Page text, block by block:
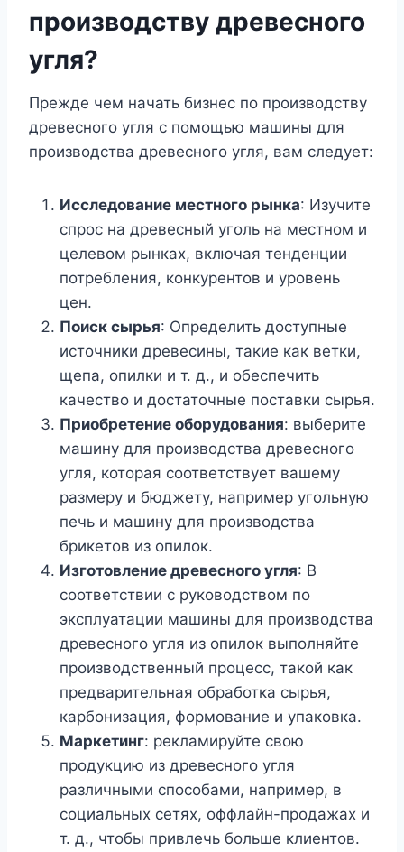
производству древесного
угля?
Прежде чем начать бизнес по производству
древесного угля с помощью машины для
производства древесного угля, вам следует:
Исследование местного рынка: Изучите
спрос на древесный уголь на местном и
целевом рынках, включая тенденции
потребления, конкурентов и уровень
цен.
Поиск сырья: Определить доступные
источники древесины, такие как ветки,
щепа, опилки и т. д., и обеспечить
качество и достаточные поставки сырья.
Приобретение оборудования: выберите
машину для производства древесного
угля, которая соответствует вашему
размеру и бюджету, например угольную
печь и машину для производства
брикетов из опилок.
Изготовление древесного угля: В
соответствии с руководством по
эксплуатации машины для производства
древесного угля из опилок выполняйте
производственный процесс, такой как
предварительная обработка сырья,
карбонизация, формование и упаковка.
Маркетинг: рекламируйте свою
продукцию из древесного угля
различными способами, например, в
социальных сетях, оффлайн-продажах и
т. д., чтобы привлечь больше клиентов.